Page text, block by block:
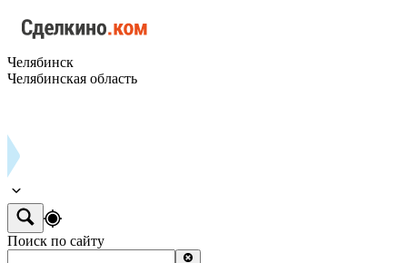
Челябинск
Челябинская область
Поиск по сайту